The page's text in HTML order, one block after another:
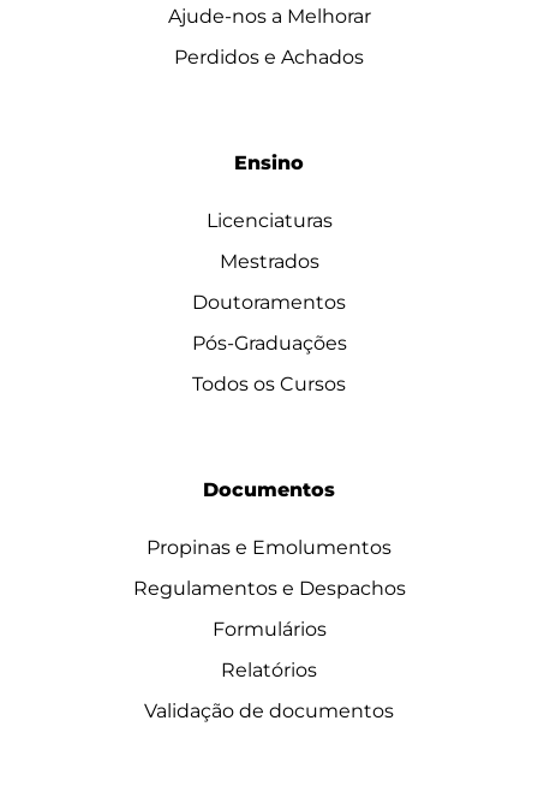
Ajude-nos a Melhorar
Perdidos e Achados
Ensino
Licenciaturas
Mestrados
Doutoramentos
Pós-Graduações
Todos os Cursos
Documentos
Propinas e Emolumentos
Regulamentos e Despachos
Formulários
Relatórios
Validação de documentos